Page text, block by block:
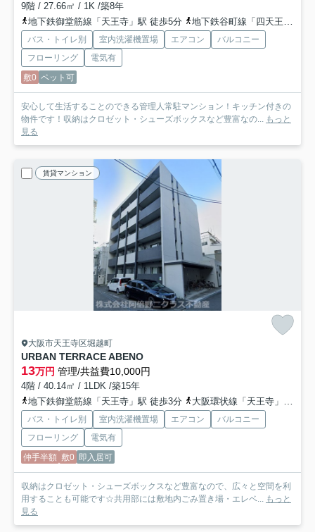
9階 / 27.66㎡ / 1K /築8年
地下鉄御堂筋線「天王寺」駅 徒歩5分
地下鉄谷町線「四天王寺前夕陽ヶ丘」駅 徒歩10分
バス・トイレ別 室内洗濯機置場 エアコン
バルコニー
フローリング
電気有
敷0 ペット可
安心して生活することのできる管理人常駐マンション！キッチン付きの
物件です！収納はクロゼット・シューズボックスなど豊富なの... もっと
見る
賃貸マンション
大阪市天王寺区堀越町
URBAN TERRACE ABENO
13万円 管理/共益費10,000円
4階 / 40.14㎡ / 1LDK /築15年
地下鉄御堂筋線「天王寺」駅 徒歩3分
大阪環状線「天王寺」駅 徒歩4分
バス・トイレ別 室内洗濯機置場 エアコン
バルコニー
フローリング
電気有
仲手半額 敷0 即入居可
収納はクロゼット・シューズボックスなど豊富なので、広々と空間を利
用することも可能です☆共用部には敷地内ごみ置き場・エレベ... もっと
見る